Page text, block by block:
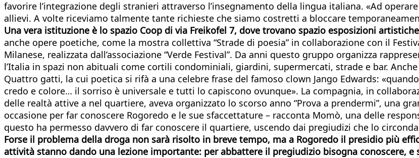
favorire l’integrazione degli stranieri attraverso l’insegnamento della lingua italiana. «Ad
allievi. A volte riceviamo talmente tante richieste che siamo costretti a bloccare
Una vera istituzione è lo spazio Coop di via Freikofel 7, dove trovano spazio esposizioni
anche opere poetiche, come la mostra collettiva “Strade di poesia” in collaborazione con il
Milanese, realizzata dall’associazione “Verde Festival”. Da anni questo gruppo organizza
l’Italia in spazi non abituali come cortili condominiali, giardini, supermercati, strade e bar.
Quattro gatti, la cui poetica si rifà a una celebre frase del famoso clown Jango Edwards:
credo e colore… il sorriso è universale e tutti lo capiscono ovunque». La compagnia, in
delle realtà attive a nel quartiere, aveva organizzato lo scorso anno “Prova a prendermi”, una
occasione per far conoscere Rogoredo e le sue sfaccettature – racconta Momò, una delle
questo ha permesso davvero di far conoscere il quartiere, uscendo dai pregiudizi che lo
Forse il problema della droga non sarà risolto in breve tempo, ma a Rogoredo il presidio più
attività stanno dando una lezione importante: per abbattere il pregiudizio bisogna conoscere,